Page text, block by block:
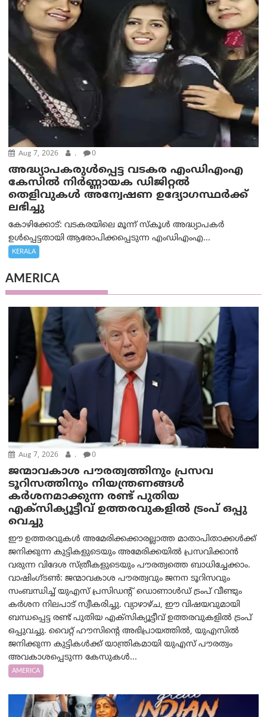
Aug 7, 2026 . 0
അദ്ധ്യാപകരുള്‍പ്പെട്ട വടകര എംഡി‌എം‌എ
കേസില്‍ നിര്‍ണ്ണായക ഡിജിറ്റല്‍
തെളിവുകള്‍ അന്വേഷണ ഉദ്യോഗസ്ഥര്‍ക്ക്
ലഭിച്ചു
കോഴിക്കോട്: വടകരയിലെ മൂന്ന് സ്കൂൾ അദ്ധ്യാപകർ
ഉൾപ്പെട്ടതായി ആരോപിക്കപ്പെടുന്ന എംഡിഎംഎ...
KERALA
AMERICA
Aug 7, 2026 . 0
ജന്മാവകാശ പൗരത്വത്തിനും പ്രസവ
ടൂറിസത്തിനും നിയന്ത്രണങ്ങൾ
കർശനമാക്കുന്ന രണ്ട് പുതിയ
എക്സിക്യൂട്ടീവ് ഉത്തരവുകളിൽ ട്രംപ് ഒപ്പു
വെച്ചു
ഈ ഉത്തരവുകൾ അമേരിക്കക്കാരല്ലാത്ത മാതാപിതാക്കൾക്ക്
ജനിക്കുന്ന കുട്ടികളുടെയും അമേരിക്കയിൽ പ്രസവിക്കാൻ
വരുന്ന വിദേശ സ്ത്രീകളുടെയും പൗരത്വത്തെ ബാധിച്ചേക്കാം.
വാഷിംഗ്ടണ്‍: ജന്മാവകാശ പൗരത്വവും ജനന ടൂറിസവും
സംബന്ധിച്ച് യുഎസ് പ്രസിഡന്റ് ഡൊണാൾഡ് ട്രംപ് വീണ്ടും
കർശന നിലപാട് സ്വീകരിച്ചു. വ്യാഴാഴ്ച, ഈ വിഷയവുമായി
ബന്ധപ്പെട്ട രണ്ട് പുതിയ എക്സിക്യൂട്ടീവ് ഉത്തരവുകളിൽ ട്രംപ്
ഒപ്പുവച്ചു. വൈറ്റ് ഹൗസിന്റെ അഭിപ്രായത്തിൽ, യുഎസിൽ
ജനിക്കുന്ന കുട്ടികൾക്ക് യാന്ത്രികമായി യുഎസ് പൗരത്വം
അവകാശപ്പെടുന്ന കേസുകൾ...
AMERICA